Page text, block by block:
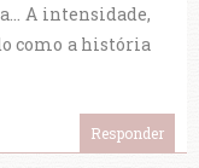
A intensidade,
como a história
Responder